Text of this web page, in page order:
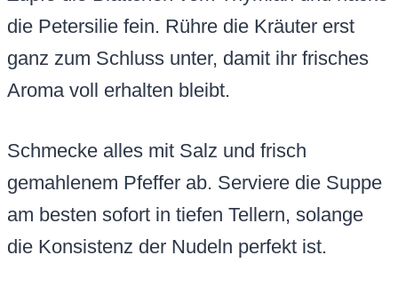
die Petersilie fein. Rühre die Kräuter erst
ganz zum Schluss unter, damit ihr frisches
Aroma voll erhalten bleibt.
Schmecke alles mit Salz und frisch
gemahlenem Pfeffer ab. Serviere die Suppe
am besten sofort in tiefen Tellern, solange
die Konsistenz der Nudeln perfekt ist.